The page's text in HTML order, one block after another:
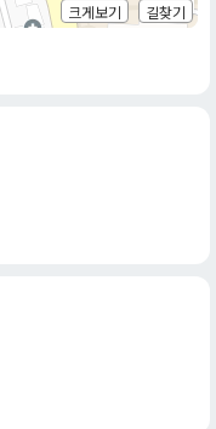
크게보기 길찾기